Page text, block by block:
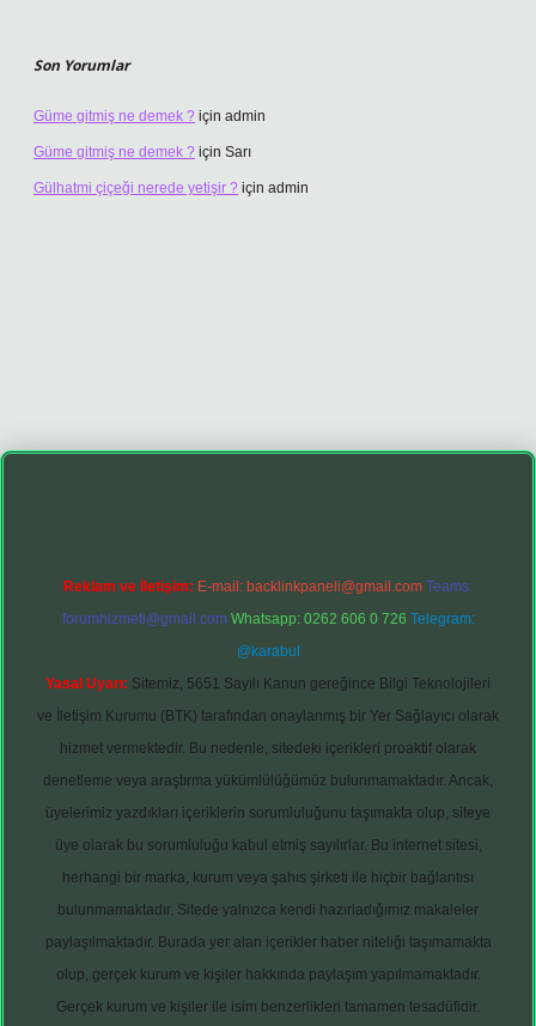
Son Yorumlar
Güme gitmiş ne demek ? için admin
Güme gitmiş ne demek ? için Sarı
Gülhatmi çiçeği nerede yetişir ? için admin
giriş
Reklam ve İletişim: E-mail: backlinkpaneli@gmail.com Teams:
forumhizmeti@gmail.com Whatsapp: 0262 606 0 726 Telegram:
@karabul
Yasal Uyarı: Sitemiz, 5651 Sayılı Kanun gereğince Bilgi Teknolojileri
ve İletişim Kurumu (BTK) tarafından onaylanmış bir Yer Sağlayıcı olarak
hizmet vermektedir. Bu nedenle, sitedeki içerikleri proaktif olarak
denetleme veya araştırma yükümlülüğümüz bulunmamaktadır. Ancak,
üyelerimiz yazdıkları içeriklerin sorumluluğunu taşımakta olup, siteye
üye olarak bu sorumluluğu kabul etmiş sayılırlar. Bu internet sitesi,
herhangi bir marka, kurum veya şahıs şirketi ile hiçbir bağlantısı
bulunmamaktadır. Sitede yalnızca kendi hazırladığımız makaleler
paylaşılmaktadır. Burada yer alan içerikler haber niteliği taşımamakta
olup, gerçek kurum ve kişiler hakkında paylaşım yapılmamaktadır.
Gerçek kurum ve kişiler ile isim benzerlikleri tamamen tesadüfidir.